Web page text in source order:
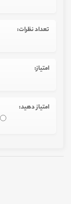
تعداد نظرات:
امتیاز:
امتیاز دهید: